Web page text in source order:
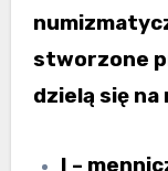
stworzone
dzielą się
I –